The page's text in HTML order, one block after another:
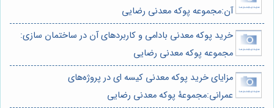
آن:مجموعه پوکه معدنی رضایی
خرید پوکه معدنی بادامی و کاربردهای آن در ساختمان سازی:
مجموعه پوکه معدنی رضایی
مزایای خرید پوکه معدنی کیسه ای در پروژه‌های
عمرانی:مجموعۀ پوکه معدنی رضایی